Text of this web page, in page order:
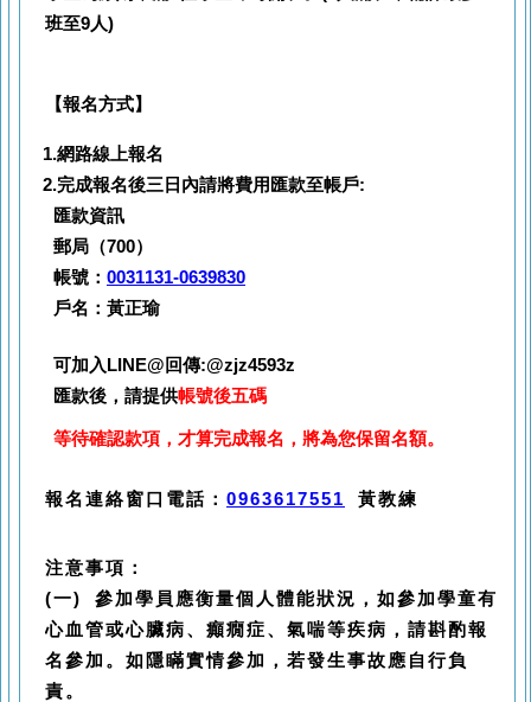
班至9人)
【報名方式】
1.網路線上報名
2.完成報名後三日內請將費用匯款至帳戶:
匯款資訊
郵局（700）
帳號： 0031131-0639830
戶名：黃正瑜
可加入LINE@回傳:@zjz4593z
匯款後，請提供帳號後五碼
等待確認款項 ， 才算完成報名 ， 將為您保留名額。
報名連絡窗口電話： 0963617551 黃教練
注意事項：
(一) 參加學員應衡量個人體能狀況，如參加學童有
心血管或心臟病、癲癇症、氣喘等疾病，請斟酌報
名參加。如隱瞞實情參加，若發生事故應自行負
責。